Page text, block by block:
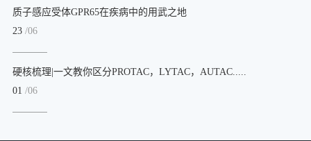
质子感应受体GPR65在疾病中的用武之地
23 /06
硬核梳理|一文教你区分PROTAC，LYTAC，AUTAC.....
01 /06